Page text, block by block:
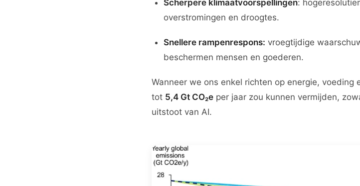
Scherpere klimaatvoorspellingen:
overstromingen en droogtes.
Snellere rampenrespons: vroegtijdige
beschermen mensen en goederen.
Wanneer we ons enkel richten op energie,
tot 5,4 Gt CO₂e per jaar zou kunnen vermijden,
uitstoot van AI.